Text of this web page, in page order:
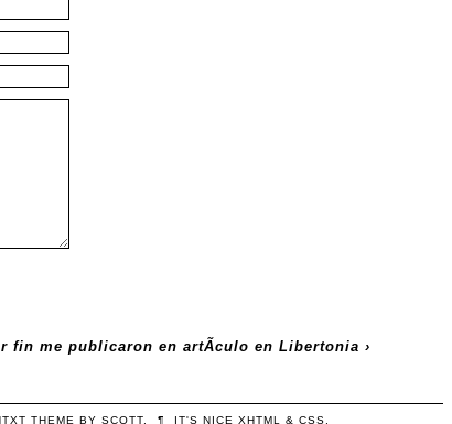
fin me publicaron en artÃ­culo en Libertonia ›
THEME BYSCOTT ¶ IT'S NICEXHTML &CSS